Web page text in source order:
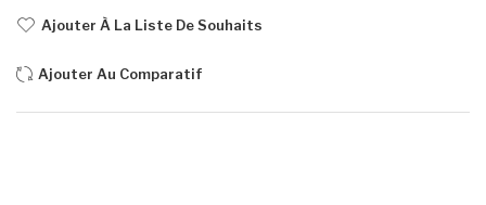
Ajouter À La Liste De Souhaits
Ajouter Au Comparatif